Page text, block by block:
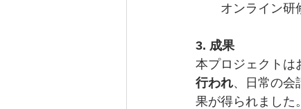
オンライン
3. 成果
本プロジェクトは
行われ、日常の会
果が得られました。